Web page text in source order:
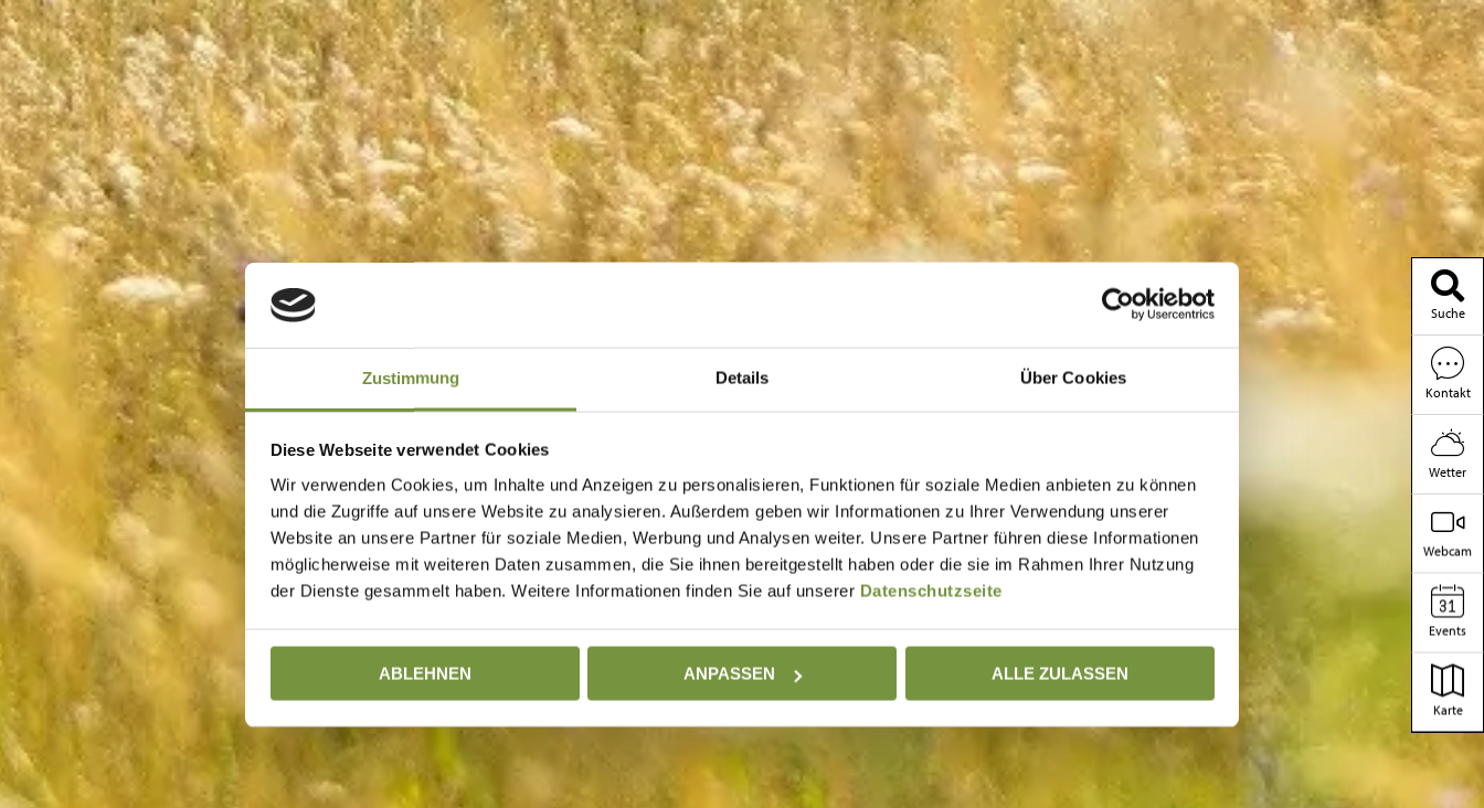
Zustimmung Details Über Cookies
Diese Webseite verwendet Cookies
Wir verwenden Cookies, um Inhalte und Anzeigen zu personalisieren, Funktionen für soziale Medien anbieten zu können
und die Zugriffe auf unsere Website zu analysieren. Außerdem geben wir Informationen zu Ihrer Verwendung unserer
Website an unsere Partner für soziale Medien, Werbung und Analysen weiter. Unsere Partner führen diese Informationen
möglicherweise mit weiteren Daten zusammen, die Sie ihnen bereitgestellt haben oder die sie im Rahmen Ihrer Nutzung
der Dienste gesammelt haben. Weitere Informationen finden Sie auf unserer Datenschutzseite
ABLEHNEN ANPASSEN ALLE ZULASSEN
Suche
Kontakt
Wetter
Webcam
Events
Karte